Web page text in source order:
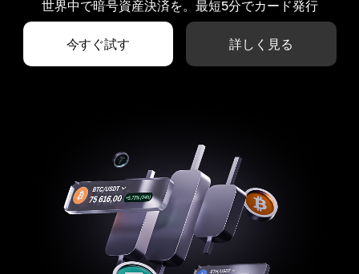
世界中で暗号資産決済を。最短5分でカード発行
今すぐ試す 詳しく見る